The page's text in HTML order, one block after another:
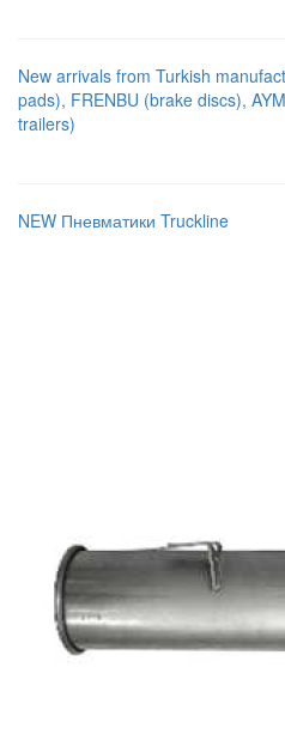
New arrivals from Turkish
pads), FRENBU (brake discs),
trailers)
NEW Пневматики Truckline